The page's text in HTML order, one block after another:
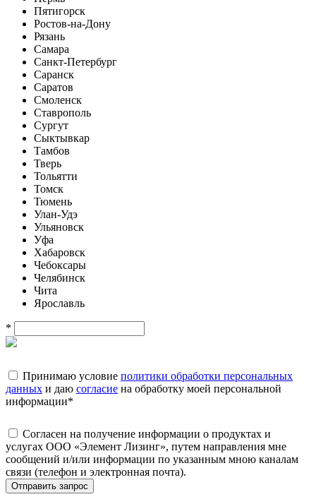
Пятигорск
Ростов-на-Дону
Рязань
Самара
Санкт-Петербург
Саранск
Саратов
Смоленск
Ставрополь
Сургут
Сыктывкар
Тамбов
Тверь
Тольятти
Томск
Тюмень
Улан-Удэ
Ульяновск
Уфа
Хабаровск
Чебоксары
Челябинск
Чита
Ярославль
*
Принимаю условие политики обработки персональных
данных и даю согласие на обработку моей персональной
информации*
Согласен на получение информации о продуктах и
услугах ООО «Элемент Лизинг», путем направления мне
сообщений и/или информации по указанным мною каналам
связи (телефон и электронная почта).
Отправить запрос